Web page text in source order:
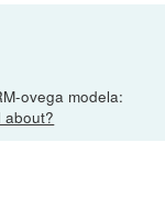
ovega modela:
about?